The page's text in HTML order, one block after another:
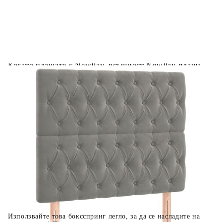
Използвайте това боксспринг легло, за да се насладите на
Когато плащате с NewPay, всъщност NewPay плаща
поръчката Ви вместо Вас. Вие я получавате и
разполагате с три начина да я платите към тях:
Отложено до 30 дни от момента на изпращане на
поръчката без оскъпяване. За покупки на стойност до
400 лв. / €204,52
Плащане на 4 вноски. Заплащате 20% от стойността на
поръчката си на момента с карта. Останалата сума се
разделя на 3 равни месечни вноски без оскъпяване. За
покупки на стойност до 1000 лв. / €511.31
Плащане на 6 вноски. Стойността на поръчката се
разпределя в 6 равни месечни вноски с оскъпяване. За
покупки на стойност до 2000 лв. / €1022.61